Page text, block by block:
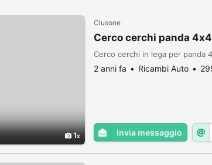
1
Clusone
Cerco cerchi panda
Cerco cerchi in lega per panda
2 anni fa Ricambi Auto
Invia messaggio